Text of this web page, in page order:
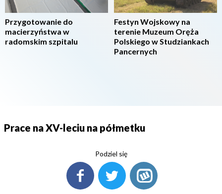
Przygotowanie do
macierzyństwa w
radomskim szpitalu
Festyn Wojskowy na
terenie Muzeum Oręża
Polskiego w Studziankach
Pancernych
Prace na XV-leciu na półmetku
Podziel się